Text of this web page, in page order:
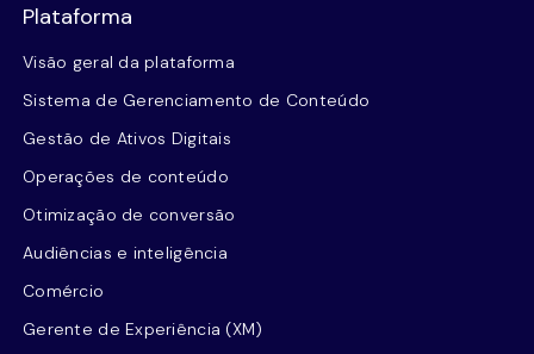
Plataforma
Visão geral da plataforma
Sistema de Gerenciamento de Conteúdo
Gestão de Ativos Digitais
Operações de conteúdo
Otimização de conversão
Audiências e inteligência
Comércio
Gerente de Experiência (XM)